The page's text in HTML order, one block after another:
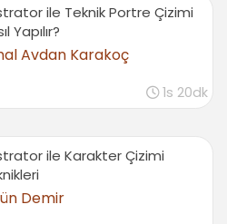
ile Teknik Portre Çizimi
Yapılır?
Avdan Karakoç
1s 20dk
ile Karakter Çizimi
Demir